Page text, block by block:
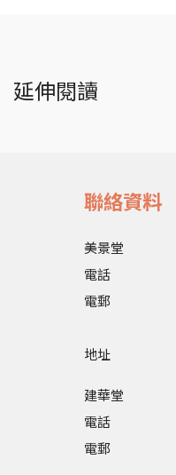
延伸閱讀
聯絡資料
美景堂
電話
電郵
地址
建華堂
電話
電郵